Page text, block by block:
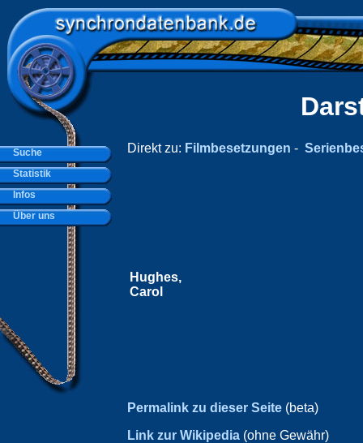
Direkt zu: Filmbesetzungen -
Hughes,
Carol
Permalink zu dieser Seite (beta)
Link zur Wikipedia (ohne Gewähr)
Suche
Statistik
Infos
Über uns